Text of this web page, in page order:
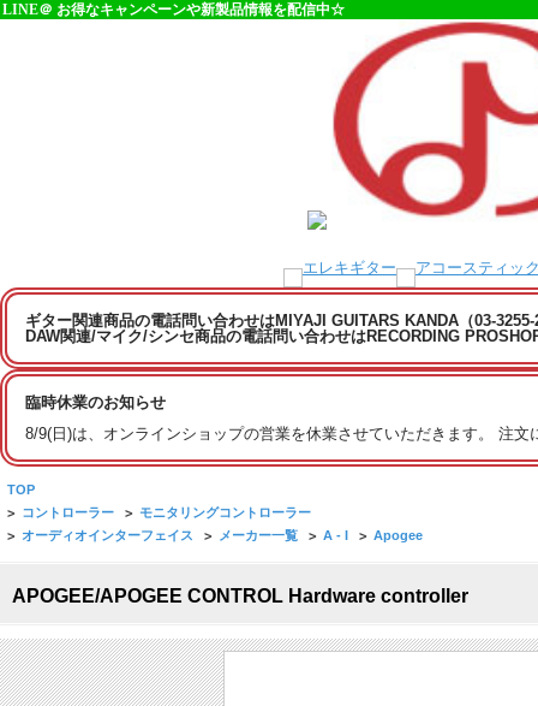
LINE＠ お得なキャンペーンや新製品情報を配信中☆
ギター関連商品の電話問い合わせはMIYAJI GUITARS KANDA（03-
DAW関連/マイク/シンセ商品の電話問い合わせはRECORDING
臨時休業のお知らせ
8/9(日)は、オンラインショップの営業を休業させていただきます。 注
TOP
> コントローラー > モニタリングコントローラー
> オーディオインターフェイス > メーカー一覧 > A - I > Apogee
APOGEE/APOGEE CONTROL Hardware controller